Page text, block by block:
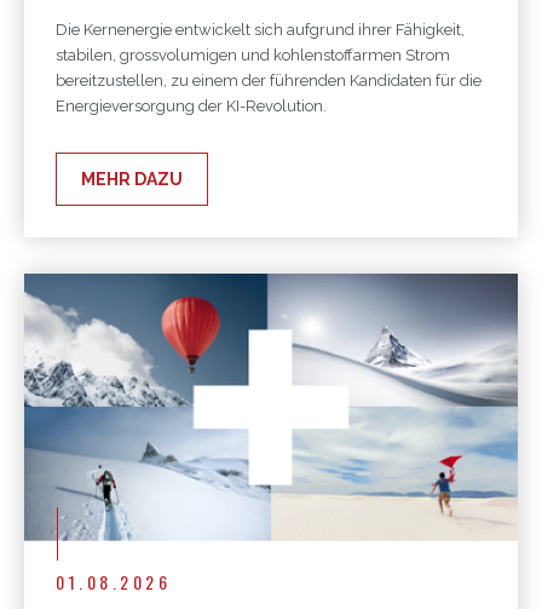
Die Kernenergie entwickelt sich aufgrund ihrer Fähigkeit,
stabilen, grossvolumigen und kohlenstoffarmen Strom
bereitzustellen, zu einem der führenden Kandidaten für die
Energieversorgung der KI-Revolution.
MEHR DAZU
01.08.2026